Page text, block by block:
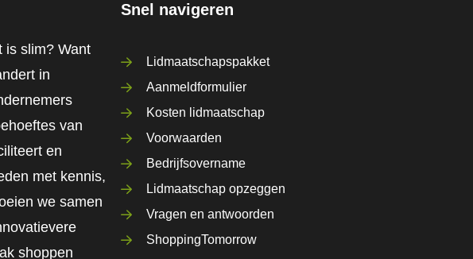
is slim? Want
in
van
en
met kennis,
we samen
shoppen
Snel navigeren
Lidmaatschapspakket
Aanmeldformulier
Kosten lidmaatschap
Voorwaarden
Bedrijfsovername
Lidmaatschap opzeggen
Vragen en antwoorden
ShoppingTomorrow